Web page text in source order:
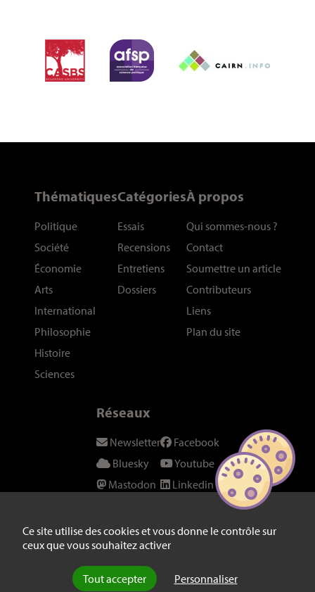
Ce site utilise des cookies et vous donne le contrôle sur
ceux que vous souhaitez activer
Tout accepter Personnaliser
Thématiques
Politique
Société
Économie
Arts
International
Philosophie
Histoire
Sciences
Catégories
Essais
Recensions
Entretiens
Dossiers
À propos
Qui sommes-nous ?
Contact
Soumettre un article
Contributeurs
Liens
Plan du site
Réseaux
Newsletter
Bluesky
Mastodon
Instagram
Twitter/X
Facebook
Youtube
Linkedin
Fil RSS